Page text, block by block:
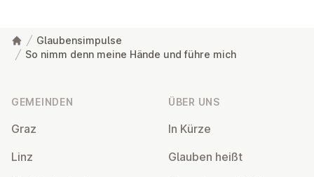
Glaubensimpulse
So nimm denn meine Hände und führe mich
GEMEINDEN
Graz
Linz
ÜBER UNS
In Kürze
Glauben heißt